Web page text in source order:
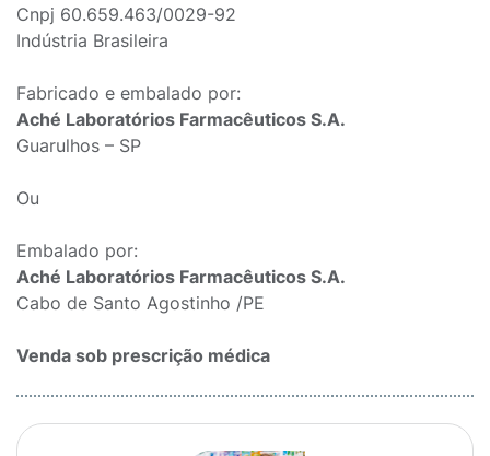
Cnpj 60.659.463/0029-92
Indústria Brasileira
Fabricado e embalado por:
Aché Laboratórios Farmacêuticos S.A.
Guarulhos – SP
Ou
Embalado por:
Aché Laboratórios Farmacêuticos S.A.
Cabo de Santo Agostinho /PE
Venda sob prescrição médica